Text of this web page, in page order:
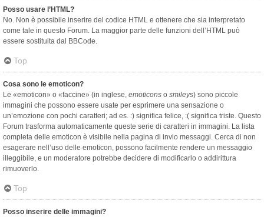
Posso usare l’HTML?
No. Non è possibile inserire del codice HTML e ottenere che sia interpretato
come tale in questo Forum. La maggior parte delle funzioni dell’HTML può
essere sostituita dal BBCode.
Top
Cosa sono le emoticon?
Le «emoticon» o «faccine» (in inglese, emoticons o smileys) sono piccole
immagini che possono essere usate per esprimere una sensazione o
un’emozione con pochi caratteri; ad es. :) significa felice, :( significa triste. Questo
Forum trasforma automaticamente queste serie di caratteri in immagini. La lista
completa delle emoticon è visibile nella pagina di invio messaggi. Cerca di non
esagerare nell’uso delle emoticon, possono facilmente rendere un messaggio
illeggibile, e un moderatore potrebbe decidere di modificarlo o addirittura
rimuoverlo.
Top
Posso inserire delle immagini?